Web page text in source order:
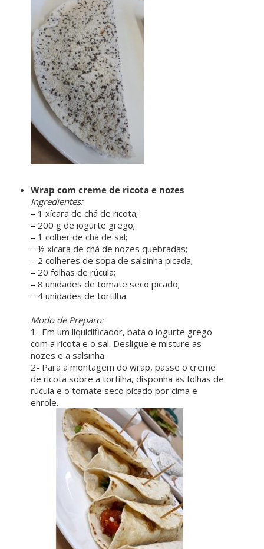
Wrap com creme de ricota e nozes
Ingredientes:
– 1 xícara de chá de ricota;
– 200 g de iogurte grego;
– 1 colher de chá de sal;
– ½ xícara de chá de nozes quebradas;
– 2 colheres de sopa de salsinha picada;
– 20 folhas de rúcula;
– 8 unidades de tomate seco picado;
– 4 unidades de tortilha.
Modo de Preparo:
1- Em um liquidificador, bata o iogurte grego
com a ricota e o sal. Desligue e misture as
nozes e a salsinha.
2- Para a montagem do wrap, passe o creme
de ricota sobre a tortilha, disponha as folhas de
rúcula e o tomate seco picado por cima e
enrole.